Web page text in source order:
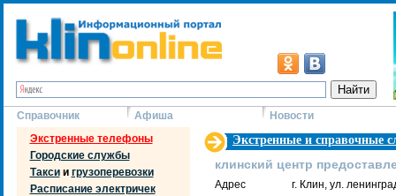
Справочник Афиша
Новости
Экстренные телефоны
Городские службы
Таксии грузоперевозки
Расписание электричек
Экстренные и справочные
клинский центр
Адрес
г. Клин, ул.